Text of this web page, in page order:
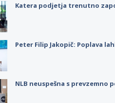
Katera podjetja trenutno
Peter Filip Jakopič: Poplava
NLB neuspešna s prevzemno